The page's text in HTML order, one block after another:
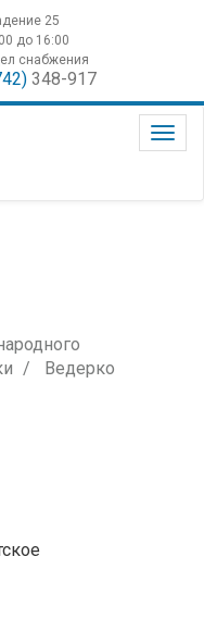
25
до 16:00
снабжения
348-917
Ведерко